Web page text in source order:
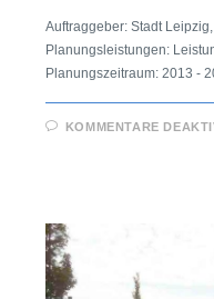
Auftraggeber: Stadt
Planungsleistungen:
Planungszeitraum: 2013 -
KOMMENTARE